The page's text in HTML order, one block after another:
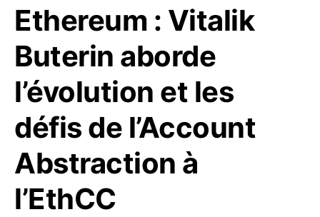
Ethereum : Vitalik
Buterin aborde
l’évolution et les
défis de l’Account
Abstraction à
l’EthCC